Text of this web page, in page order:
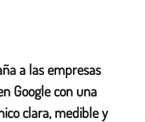
de búsqueda
a las empresas
Google con una
clara, medible y